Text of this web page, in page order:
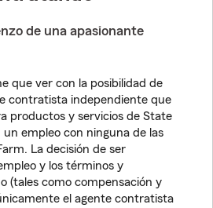
de una apasionante
que ver con la posibilidad de
contratista independiente que
productos y servicios de State
un empleo con ninguna de las
La decisión de ser
y los términos y
(tales como compensación y
el agente contratista